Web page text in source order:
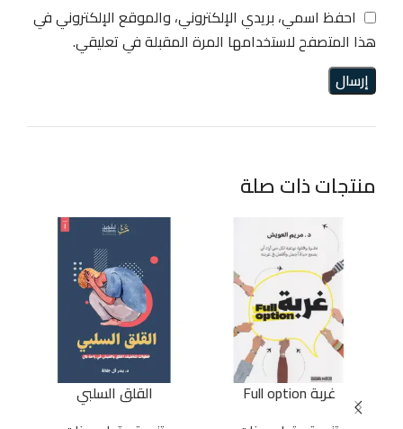
احفظ اسمي، بريدي الإلكتروني، والموقع الإلكتروني في
هذا المتصفح لاستخدامها المرة المقبلة في تعليقي.
منتجات ذات صلة
غربة Full option
القلق السلبي